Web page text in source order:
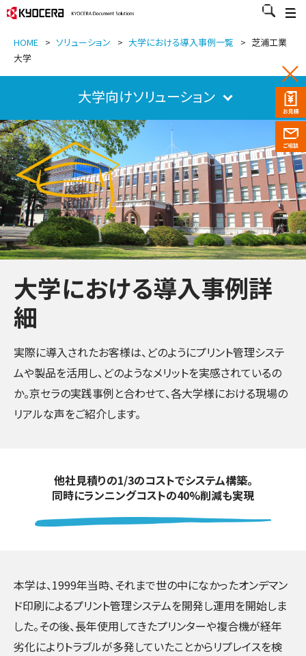
HOME > ソリューション > 大学における導入事例一覧 > 芝浦工業
大学
大学向けソリューション
大学における導入事例詳
細
実際に導入されたお客様は、どのようにプリント管理システ
ムや製品を活用し、どのようなメリットを実感されているの
か。京セラの実践事例と合わせて、各大学様における現場の
リアルな声をご紹介します。
他社見積りの1/3のコストでシステム構築。
同時にランニングコストの40%削減も実現
本学は、1999年当時、それまで世の中になかったオンデマン
ド印刷によるプリント管理システムを開発し運用を開始しま
した。その後、長年使用してきたプリンターや複合機が経年
劣化によりトラブルが多発していたことからリプレイスを検